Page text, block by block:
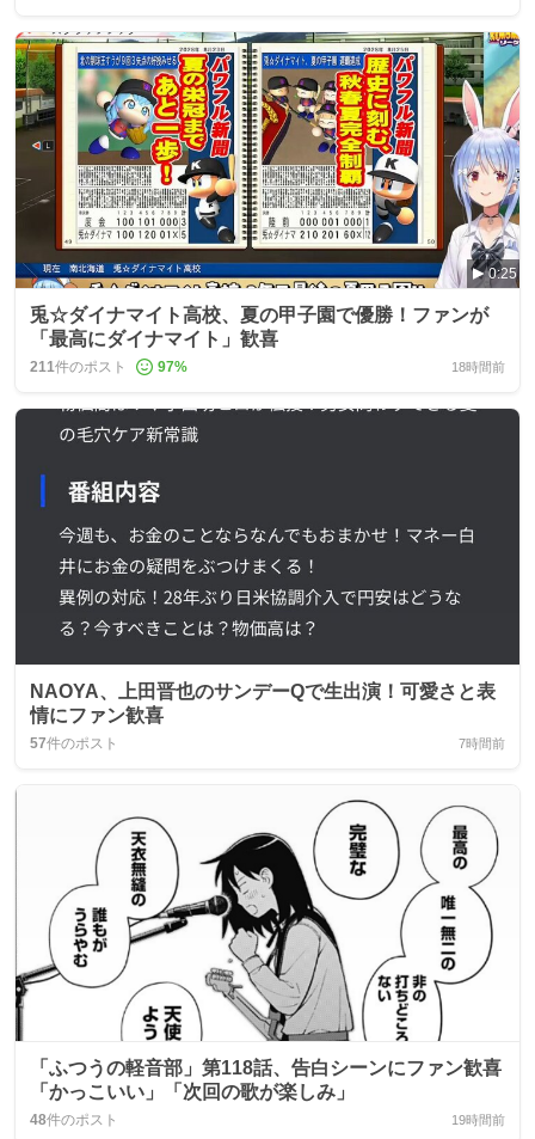
0:25
兎☆ダイナマイト高校、夏の甲子園で優勝！ファンが
「最高にダイナマイト」歓喜
211件のポスト 97% 18時間前
NAOYA、上田晋也のサンデーQで生出演！可愛さと表
情にファン歓喜
57件のポスト 7時間前
「ふつうの軽音部」第118話、告白シーンにファン歓喜
「かっこいい」「次回の歌が楽しみ」
48件のポスト 19時間前